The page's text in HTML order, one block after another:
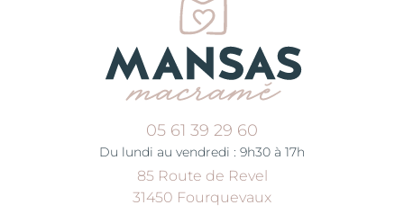
05 61 39 29 60
Du lundi au vendredi : 9h30 à 17h
85 Route de Revel
31450 Fourquevaux